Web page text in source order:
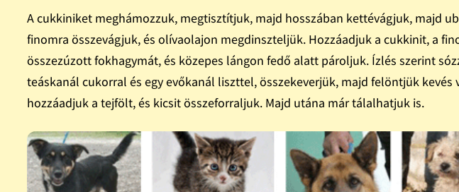
A cukkiniket meghámozzuk, megtisztítjuk, majd hosszában kettévágjuk, majd
finomra összevágjuk, és olívaolajon megdinszteljük. Hozzáadjuk a cukkinit, a
összezúzott fokhagymát, és közepes lángon fedő alatt pároljuk. Ízlés szerint
teáskanál cukorral és egy evőkanál liszttel, összekeverjük, majd felöntjük kevés
hozzáadjuk a tejfölt, és kicsit összeforraljuk. Majd utána már tálalhatjuk is.